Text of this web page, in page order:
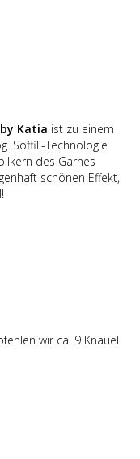
Katia ist zu einem
Soffili-Technologie
des Garnes
schönen Effekt,
wir ca. 9 Knäuel